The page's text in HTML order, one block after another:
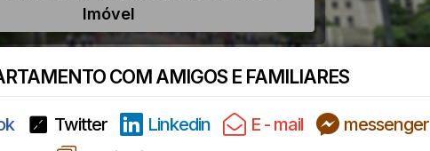
Imóvel
COM AMIGOS E FAMILIARES
Twitter Linkedin E - mail
messenger